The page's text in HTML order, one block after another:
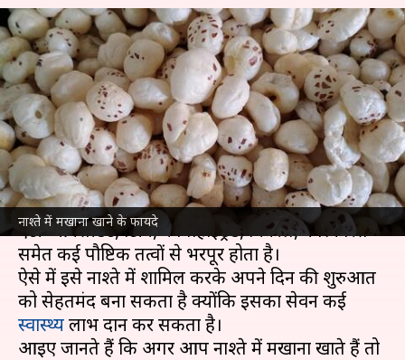
नाश्ते में मखाना खाने के फायदे
नाश्ते में किसी भी तरह से खाएं
मखाने, मिलेंगे स्वास्थ्य से जुड़े कई
लाभ
लेखन अंजली Jan 17, 2025 12:07 pm
क्या है खबर?
मखाना एक प्रकार का सूखा मेवा होता है, जो कैल्शियम,
एंटी-ऑक्सीडेंट, प्रोटीन, कार्बोहाइड्रेड, मिनरल, फॉस्फोरस
समेत कई पौष्टिक तत्वों से भरपूर होता है।
ऐसे में इसे नाश्ते में शामिल करके अपने दिन की शुरुआत
को सेहतमंद बना सकता है क्योंकि इसका सेवन कई
स्वास्थ्यलाभ प्रदान कर सकता है।
आइए जानते हैं कि अगर आप नाश्ते में मखाना खाते हैं तो